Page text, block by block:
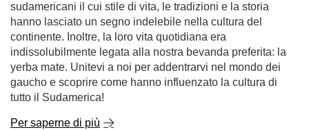
sudamericani il cui stile di vita, le tradizioni e la storia
hanno lasciato un segno indelebile nella cultura del
continente. Inoltre, la loro vita quotidiana era
indissolubilmente legata alla nostra bevanda preferita: la
yerba mate. Unitevi a noi per addentrarvi nel mondo dei
gaucho e scoprire come hanno influenzato la cultura di
tutto il Sudamerica!
Per saperne di più